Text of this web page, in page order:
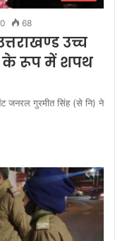
0 68
उच्च
के रूप में शपथ
जनरल गुरमीत सिंह (से नि) ने